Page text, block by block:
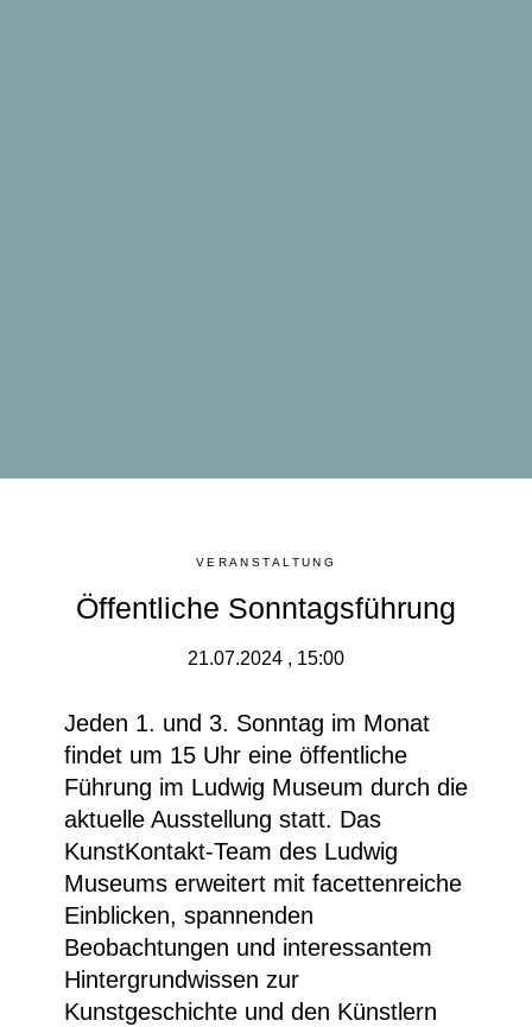
VERANSTALTUNG
Öffentliche Sonntagsführung
21.07.2024 , 15:00
Jeden 1. und 3. Sonntag im Monat
findet um 15 Uhr eine öffentliche
Führung im Ludwig Museum durch die
aktuelle Ausstellung statt. Das
KunstKontakt-Team des Ludwig
Museums erweitert mit facettenreiche
Einblicken, spannenden
Beobachtungen und interessantem
Hintergrundwissen zur
Kunstgeschichte und den Künstlern